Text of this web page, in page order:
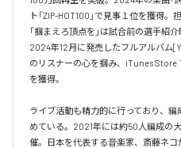
ト「ZIP-HOT100」で見事１位を獲得
「掴まえろ頂点を」は試合前の選手紹
2024年12月に発売したフルアルバム
のリスナーの心を掴み、iTunes Store
を獲得。
ライブ活動も精力的に行っており、
めている。2021年には約50人編成の
催。日本を代表する音楽家、斎藤ネ